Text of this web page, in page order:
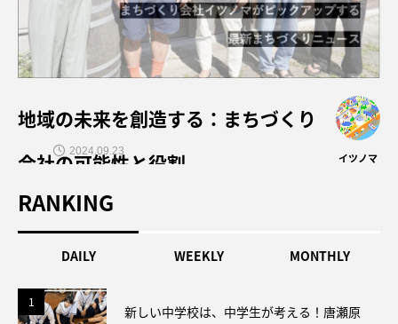
地域の未来を創造する：まちづくり
会社の可能性と役割
イツノマ
2024.09.23
RANKING
DAILY WEEKLY MONTHLY
1
新しい中学校は、中学生が考える！唐瀬原